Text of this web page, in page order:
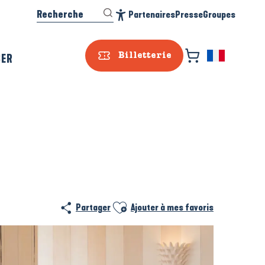
Billetterie
Recherche PartenairesPresseGroupes
Partager Ajouter aux favoris
Ajouter à mes favoris